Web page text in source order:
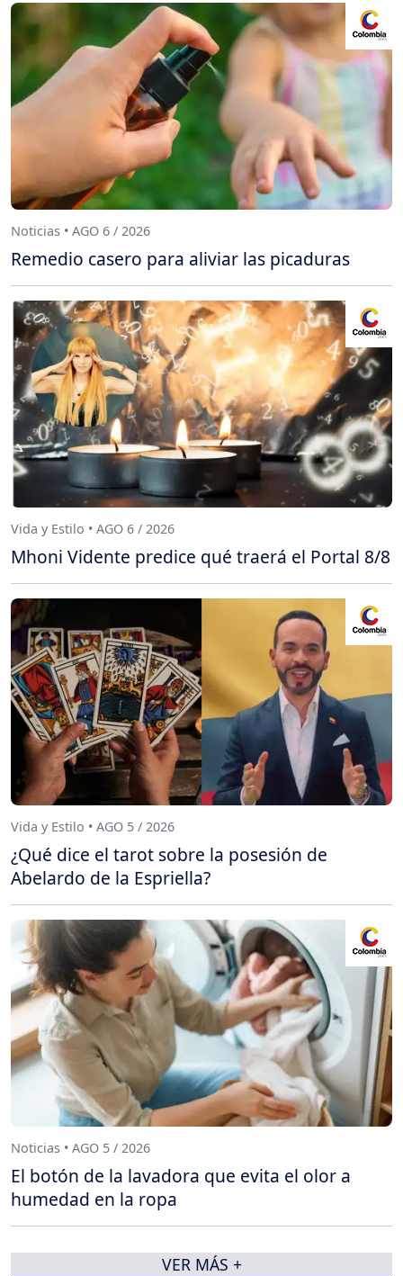
Noticias • AGO 6 / 2026
Remedio casero para aliviar las picaduras
Vida y Estilo • AGO 6 / 2026
Mhoni Vidente predice qué traerá el Portal 8/8
Vida y Estilo • AGO 5 / 2026
¿Qué dice el tarot sobre la posesión de
Abelardo de la Espriella?
Noticias • AGO 5 / 2026
El botón de la lavadora que evita el olor a
humedad en la ropa
VER MÁS +